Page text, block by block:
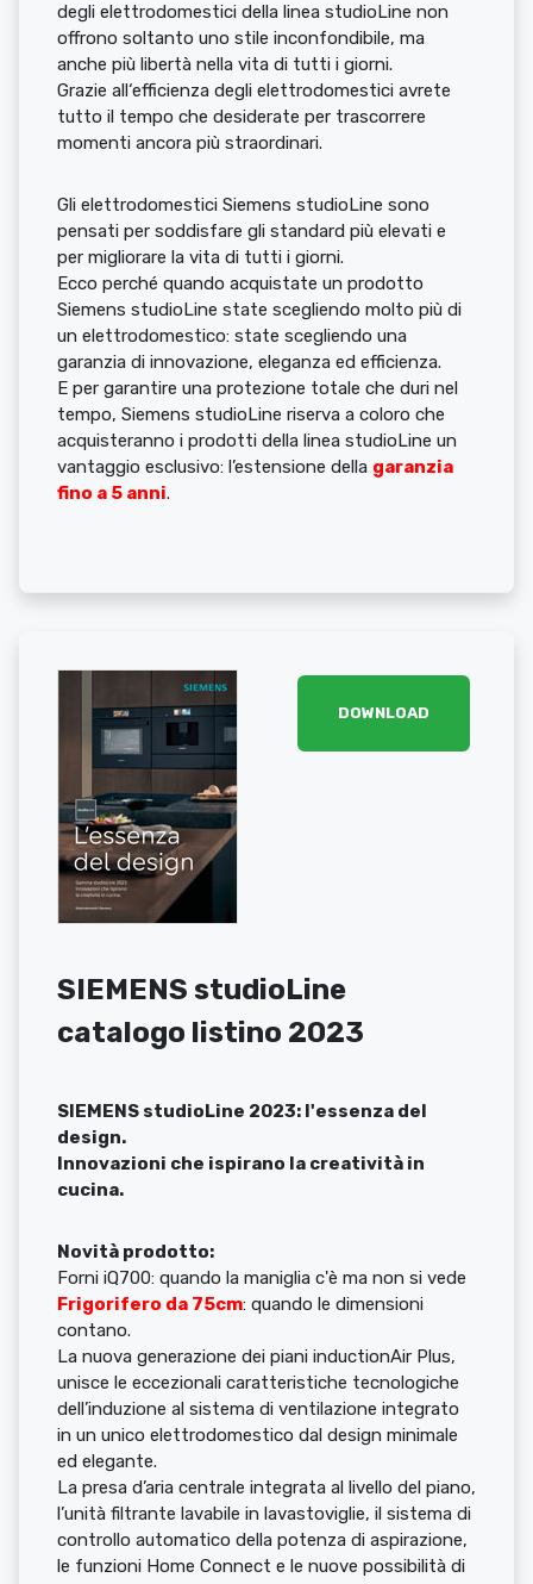
degli elettrodomestici della linea studioLine non
offrono soltanto uno stile inconfondibile, ma
anche più libertà nella vita di tutti i giorni.
Grazie all‘efficienza degli elettrodomestici avrete
tutto il tempo che desiderate per trascorrere
momenti ancora più straordinari.
Gli elettrodomestici Siemens studioLine sono
pensati per soddisfare gli standard più elevati e
per migliorare la vita di tutti i giorni.
Ecco perché quando acquistate un prodotto
Siemens studioLine state scegliendo molto più di
un elettrodomestico: state scegliendo una
garanzia di innovazione, eleganza ed efficienza.
E per garantire una protezione totale che duri nel
tempo, Siemens studioLine riserva a coloro che
acquisteranno i prodotti della linea studioLine un
vantaggio esclusivo: l’estensione della garanzia
fino a 5 anni.
DOWNLOAD
SIEMENS studioLine
catalogo listino 2023
SIEMENS studioLine 2023: l'essenza del
design.
Innovazioni che ispirano la creatività in
cucina.
Novità prodotto:
Forni iQ700: quando la maniglia c'è ma non si vede
Frigorifero da 75cm: quando le dimensioni
contano.
La nuova generazione dei piani inductionAir Plus,
unisce le eccezionali caratteristiche tecnologiche
dell’induzione al sistema di ventilazione integrato
in un unico elettrodomestico dal design minimale
ed elegante.
La presa d’aria centrale integrata al livello del piano,
l’unità filtrante lavabile in lavastoviglie, il sistema di
controllo automatico della potenza di aspirazione,
le funzioni Home Connect e le nuove possibilità di